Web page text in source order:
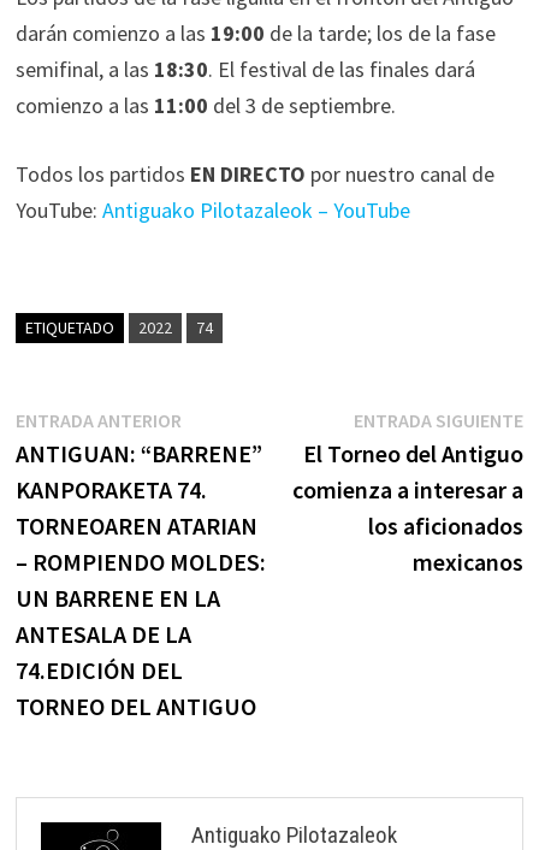
darán comienzo a las 19:00 de la tarde; los de la fase
semifinal, a las 18:30. El festival de las finales dará
comienzo a las 11:00 del 3 de septiembre.
Todos los partidos EN DIRECTO por nuestro canal de
YouTube:Antiguako Pilotazaleok – YouTube
ETIQUETADO 2022 74
Navegación
de
entradas
ENTRADA ANTERIOR
anterior:
ANTIGUAN: “BARRENE”
KANPORAKETA 74.
TORNEOAREN ATARIAN
– ROMPIENDO MOLDES:
UN BARRENE EN LA
ANTESALA DE LA
74.EDICIÓN DEL
TORNEO DEL ANTIGUO
ENTRADA SIGUIENTE
El Torneo del Antiguo
comienza a interesar a
los aficionados
mexicanos
Antiguako Pilotazaleok